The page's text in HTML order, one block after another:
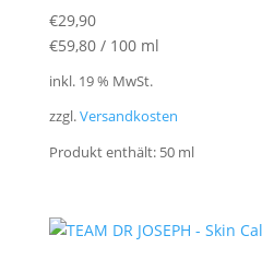
€29,90
€59,80/ 100 ml
inkl. 19 % MwSt.
zzgl.Versandkosten
Produkt enthält: 50 ml